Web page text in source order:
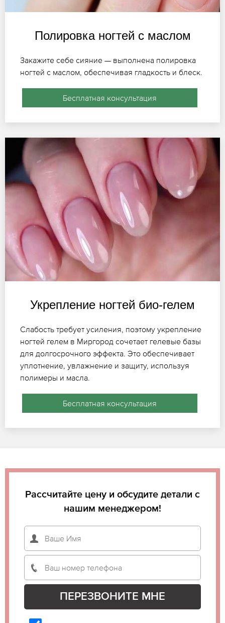
Полировка ногтей с маслом
Закажите себе сияние — выполнена полировка
ногтей с маслом, обеспечивая гладкость и блеск.
Бесплатная консультация
Укрепление ногтей био-гелем
Слабость требует усиления, поэтому укрепление
ногтей гелем в Миргород сочетает гелевые базы
для долгосрочного эффекта. Это обеспечивает
уплотнение, увлажнение и защиту, используя
полимеры и масла.
Бесплатная консультация
Рассчитайте цену и обсудите детали с
нашим менеджером!